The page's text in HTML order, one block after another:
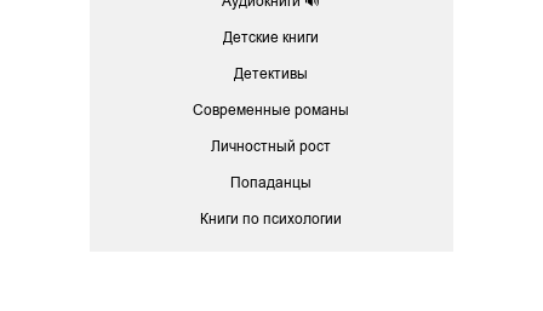
Детские книги
Детективы
Современные романы
Личностный рост
Попаданцы
Книги по психологии